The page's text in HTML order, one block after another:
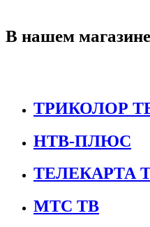
В нашем
ТРИКОЛОР
НТВ-ПЛЮС
ТЕЛЕКАРТА
МТС ТВ